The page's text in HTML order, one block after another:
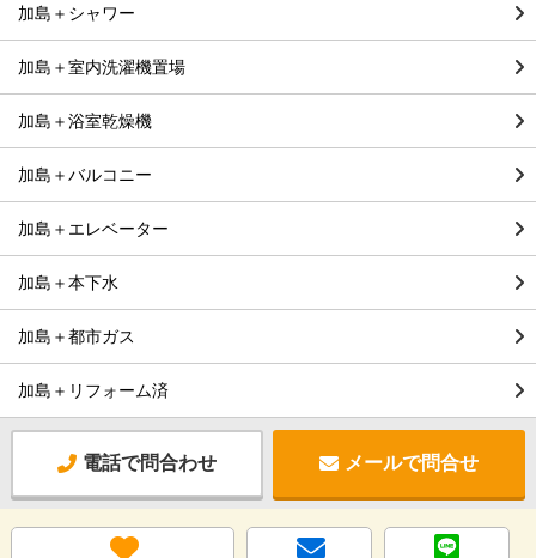
加島＋シャワー
加島＋室内洗濯機置場
加島＋浴室乾燥機
加島＋バルコニー
加島＋エレベーター
加島＋本下水
加島＋都市ガス
加島＋リフォーム済
電話で問合わせ メールで問合せ